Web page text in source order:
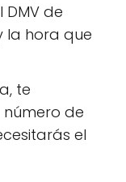
de
la hora que
te
de
el